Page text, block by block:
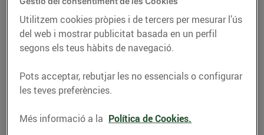
La temperatura
Safates de formatges
Utilitzem cookies pròpies i de tercers per mesurar l’ús
del web i mostrar publicitat basada en un perfil
segons els teus hàbits de navegació.
Pots acceptar, rebutjar les no essencials o configurar
les teves preferències.
Més informació a la Política de Cookies.